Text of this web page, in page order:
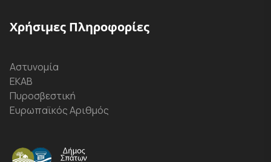
Χρήσιμες Πληροφορίες
Αστυνομία
ΕΚΑΒ
Πυροσβεστική
Ευρωπαϊκός Αριθμός